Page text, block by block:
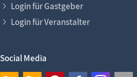
Login für Gastgeber
Login für Veranstalter
Social Media